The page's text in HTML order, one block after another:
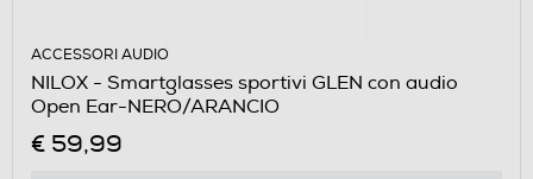
ACCESSORI AUDIO
NILOX - Smartglasses sportivi GLEN con audio
Open Ear-NERO/ARANCIO
€ 59,99